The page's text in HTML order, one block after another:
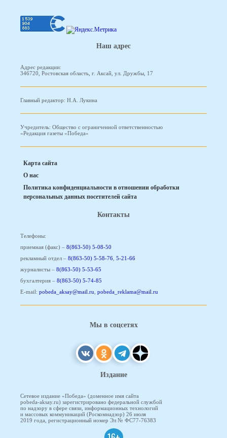
Наш адрес
Адрес редакции:
346720, Ростовская область, г. Аксай, ул. Дружбы, 17
Главный редактор: Н.А. Лукина
Учредитель: Общество с ограниченной ответственностью
«Редакция газеты «Победа»
Карта сайта
О нас
Политика конфиденциальности в отношении обработки
персональных данных посетителей сайта
Контакты
Телефоны:
приемная (факс) – 8(863-50) 5-08-50
рекламный отдел – 8(863-50) 5-58-76, 5-21-66
журналисты – 8(863-50) 5-53-65
бухгалтерия – 8(863-50) 5-74-85
E-mail: pobeda_aksay@mail.ru, pobeda_reklama@mail.ru
Мы в соцсетях
Издание
Сетевое издание «Победа» (доменное имя сайта
pobeda-aksay.ru) зарегистрировано федеральной службой
по надзору в сфере связи, информационных технологий
и массовых коммуникаций (Роскомнадзор) 26 июля
2019 года, регистрационный номер Эл № ФС77-76383